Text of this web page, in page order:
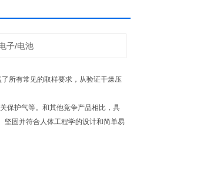
子/电池
所有常见的取样要求，从验证干燥压
保护气等。和其他竞争产品相比，具
坚固并符合人体工程学的设计和简单易